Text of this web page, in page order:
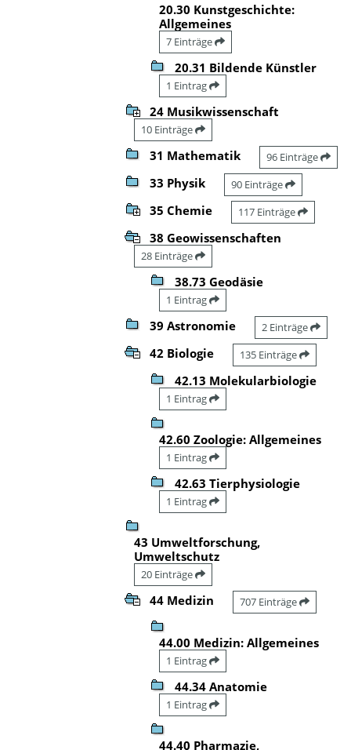
20.30 Kunstgeschichte:
Allgemeines
7 Einträge
20.31 Bildende Künstler
1 Eintrag
24 Musikwissenschaft
10 Einträge
31 Mathematik 96 Einträge
33 Physik 90 Einträge
35 Chemie 117 Einträge
38 Geowissenschaften
28 Einträge
38.73 Geodäsie
1 Eintrag
39 Astronomie 2 Einträge
42 Biologie 135 Einträge
42.13 Molekularbiologie
1 Eintrag
42.60 Zoologie: Allgemeines
1 Eintrag
42.63 Tierphysiologie
1 Eintrag
43 Umweltforschung,
Umweltschutz
20 Einträge
44 Medizin 707 Einträge
44.00 Medizin: Allgemeines
1 Eintrag
44.34 Anatomie
1 Eintrag
44.40 Pharmazie,